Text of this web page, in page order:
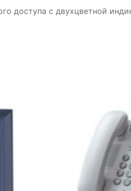
доступа с двухцветной